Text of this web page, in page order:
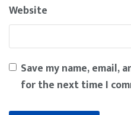
Website
Save my name, email,
for the next time I